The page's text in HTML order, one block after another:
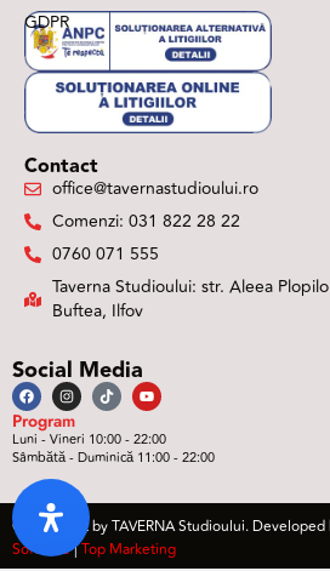
GDPR
Contact
office@tavernastudioului.ro
Comenzi: 031 822 28 22
0760 071 555
Taverna Studioului: str. Aleea
Buftea, Ilfov
Social Media
Program
Luni - Vineri 10:00 - 22:00
Sâmbătă - Duminică 11:00 - 22:00
@Copyright by TAVERNA Studioului. Developed
Software|Top Marketing